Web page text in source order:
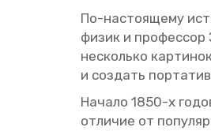
По-на­сто­я­ще­му
физик и про­фес­сор
несколь­ко
и со­здать
На­ча­ло 1850-х
от­ли­чие от